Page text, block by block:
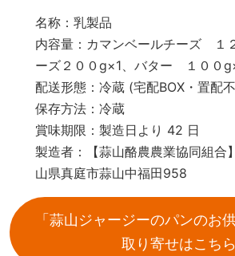
名称：乳製品
内容量：カマンベールチーズ １
ーズ２００g×1、バター １００
配送形態：冷蔵 (宅配BOX・置配
保存方法：冷蔵
賞味期限：製造日より 42 日
製造者：【蒜山酪農農業協同組
山県真庭市蒜山中福田958
「蒜山ジャージーのパンのお
取り寄せはこちら